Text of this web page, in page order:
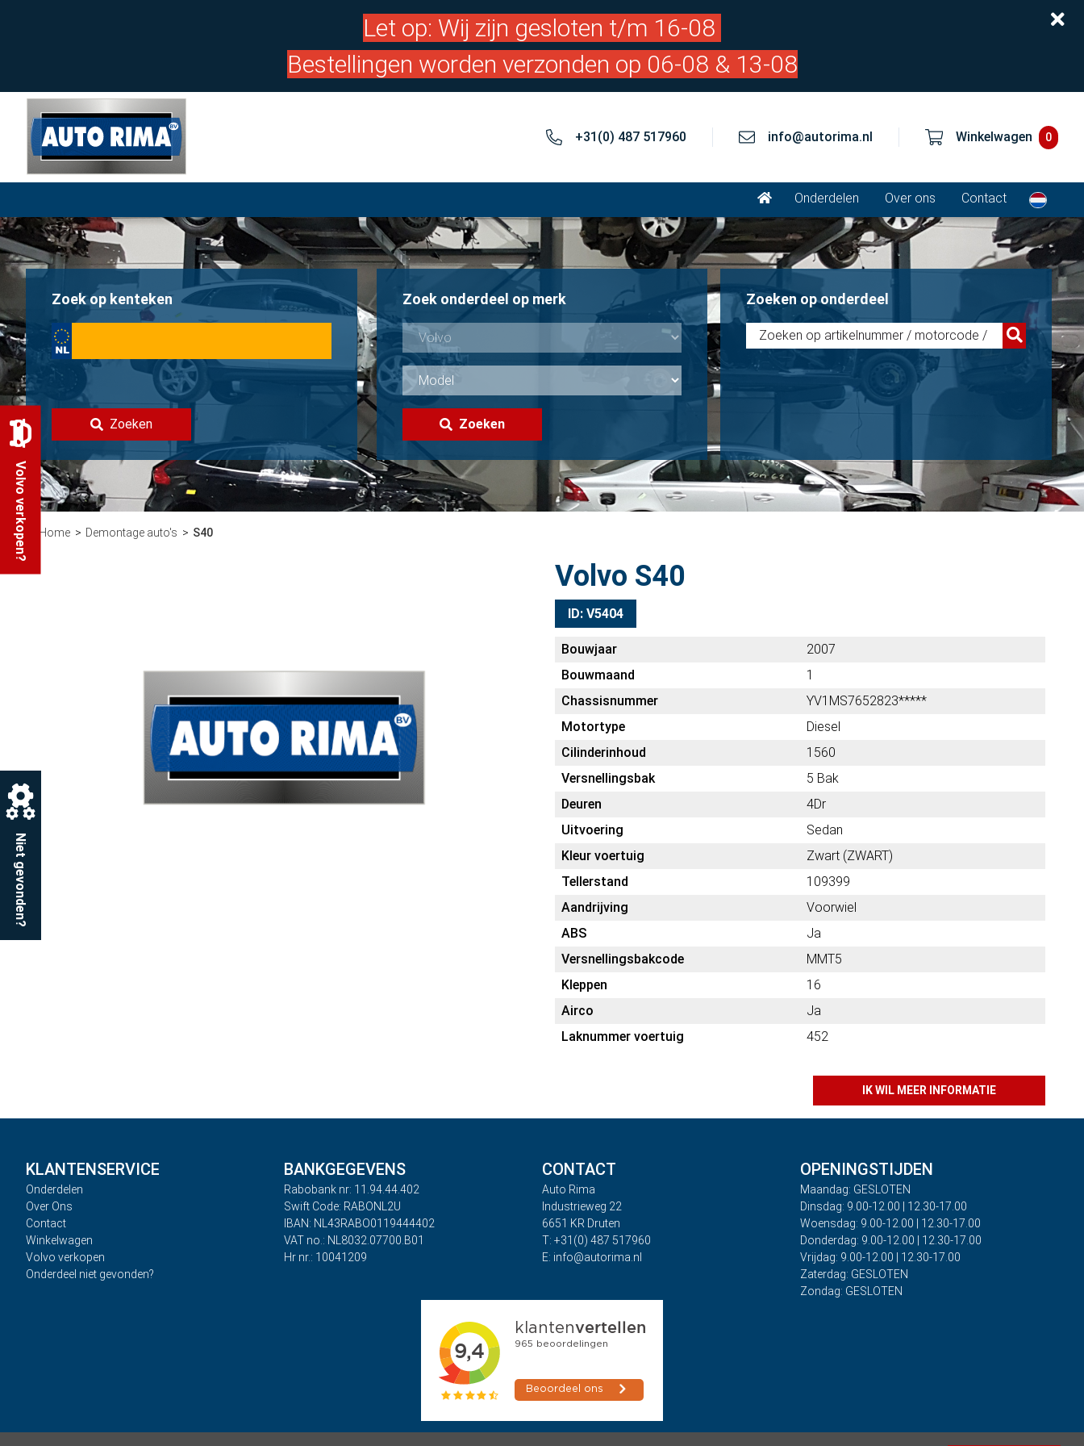
Let op: Wij zijn gesloten t/m 16-08
Bestellingen worden verzonden op 06-08 & 13-08
+31(0) 487 517960 info@autorima.nl Winkelwagen 0
Onderdelen Over ons Contact
Zoek op kenteken
Zoeken
Zoek onderdeel op merk
Zoeken
Zoeken op onderdeel
Home Demontage auto's S40
Volvo S40
ID: V5404
Bouwjaar
2007
Bouwmaand
1
Chassisnummer
YV1MS7652823*****
Motortype
Diesel
Cilinderinhoud
1560
Versnellingsbak
5 Bak
Deuren
4Dr
Uitvoering
Sedan
Kleur voertuig
Zwart (ZWART)
Tellerstand
109399
Aandrijving
Voorwiel
ABS
Ja
Versnellingsbakcode
MMT5
Kleppen
16
Airco
Ja
Laknummer voertuig
452
IK WIL MEER INFORMATIE
KLANTENSERVICE
Onderdelen
Over Ons
Contact
Winkelwagen
Volvo verkopen
Onderdeel niet gevonden?
BANKGEGEVENS
Rabobank nr: 11.94.44.402
Swift Code: RABONL2U
IBAN: NL43RABO0119444402
VAT no.: NL8032.07700.B01
Hr nr.: 10041209
CONTACT
Auto Rima
Industrieweg 22
6651 KR Druten
T: +31(0) 487 517960
E: info@autorima.nl
OPENINGSTIJDEN
Maandag: GESLOTEN
Dinsdag: 9.00-12.00 | 12.30-17.00
Woensdag: 9.00-12.00 | 12.30-17.00
Donderdag: 9.00-12.00 | 12.30-17.00
Vrijdag: 9.00-12.00 | 12.30-17.00
Zaterdag: GESLOTEN
Zondag: GESLOTEN
Volvo verkopen?
Niet gevonden?